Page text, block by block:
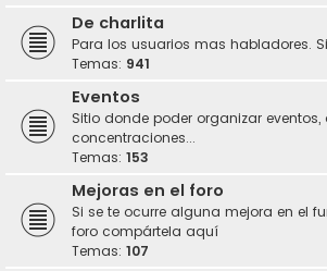
De charlita
Para los usuarios mas habladores.
Temas: 941
Eventos
Sitio donde poder organizar
concentraciones...
Temas: 153
Mejoras en el foro
Si se te ocurre alguna mejora en el
foro compártela aquí
Temas: 107